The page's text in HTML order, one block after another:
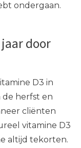
ondergaan.
door
D3 in
de herfst en
cliënten
vitamine D3
altijd tekorten.